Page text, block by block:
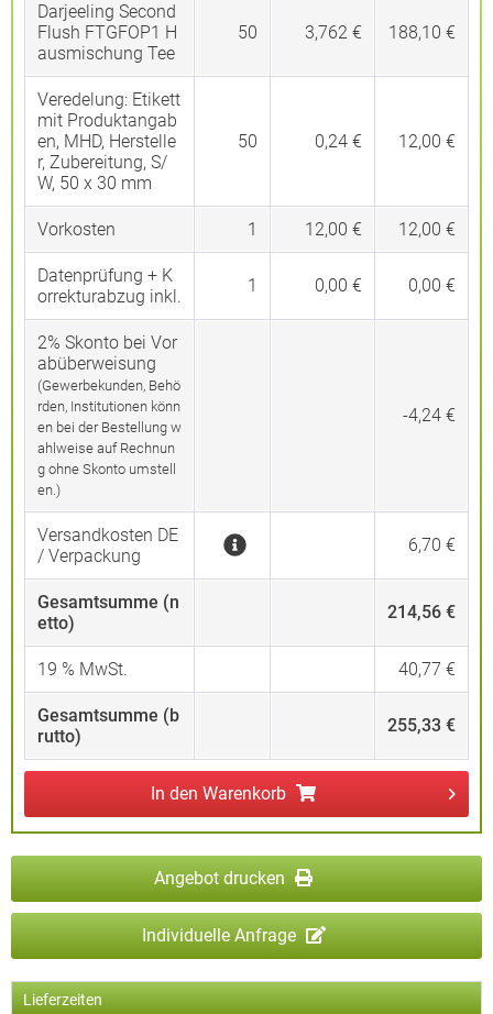
Darjeeling Second
Flush FTGFOP1 H
ausmischung Tee
50 3,762 € 188,10 €
Veredelung: Etikett
mit Produktangab
en, MHD, Herstelle
r, Zubereitung, S/
W, 50 x 30 mm
50 0,24 € 12,00 €
Vorkosten 1 12,00 € 12,00 €
Datenprüfung + K
orrekturabzug inkl.
1 0,00 € 0,00 €
2% Skonto bei Vor
abüberweisung
(Gewerbekunden, Behö
rden, Institutionen könn
en bei der Bestellung w
ahlweise auf Rechnun
g ohne Skonto umstell
en.)
-4,24 €
Versandkosten DE
/ Verpackung
6,70 €
Gesamtsumme (n
etto)
214,56 €
19 % MwSt. 40,77 €
Gesamtsumme (b
rutto)
255,33 €
In den Warenkorb
Angebot drucken
Individuelle Anfrage
Lieferzeiten